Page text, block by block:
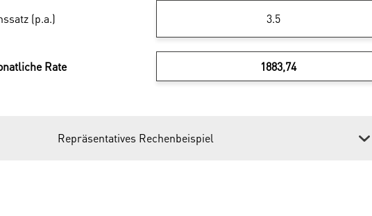
(p.a.)
Rate
Repräsentatives Rechenbeispiel